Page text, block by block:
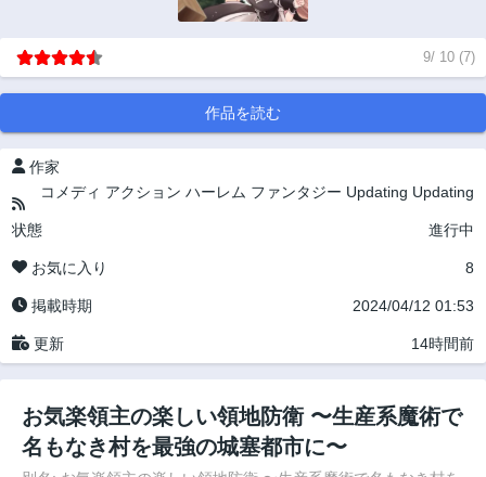
9/ 10 (7)
作品を読む
作家
コメディ アクション ハーレム ファンタジー Updating Updating
状態 進行中
お気に入り 8
掲載時期 2024/04/12 01:53
更新 14時間前
お気楽領主の楽しい領地防衛 〜生産系魔術で
名もなき村を最強の城塞都市に〜